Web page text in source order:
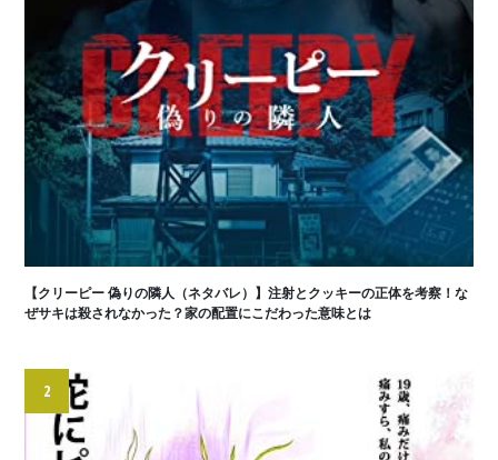
【クリーピー 偽りの隣人（ネタバレ）】注射とクッキーの正体を考察！な
ぜサキは殺されなかった？家の配置にこだわった意味とは
2